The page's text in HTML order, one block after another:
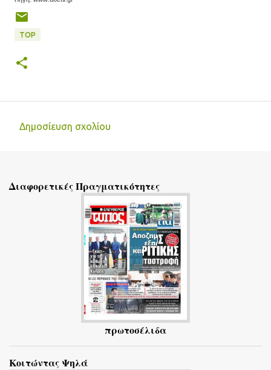
TOP
λ
Δημοσίευση σχολίου
Διαφορετικές Πραγματικότητες
πρωτοσέλιδα
Κοιτώντας Ψηλά